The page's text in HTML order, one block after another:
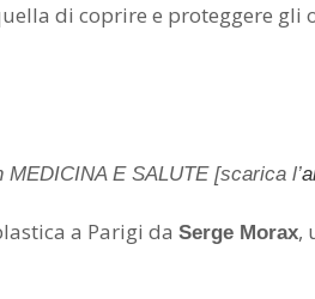
di coprire e proteggere gli
E SALUTE [scarica l’
a Parigi da Serge Morax,